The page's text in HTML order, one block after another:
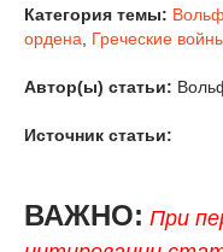
Категория темы:
ордена
Греческие
Автор(ы) статьи:
Источник статьи:
ВАЖНО: При